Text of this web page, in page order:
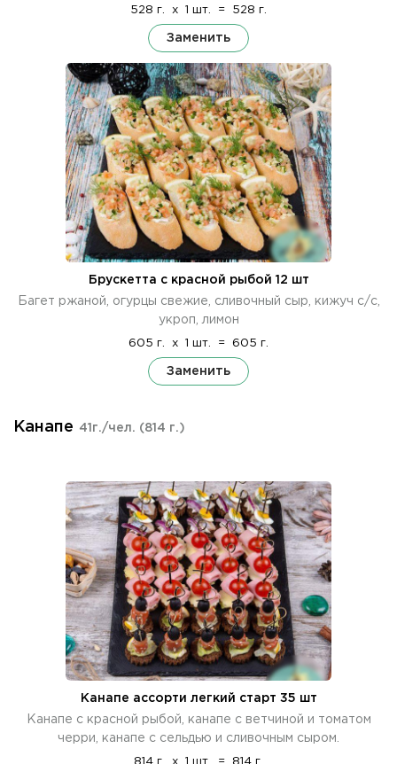
528 г. x 1 шт. = 528 г.
Заменить
Брускетта с красной рыбой 12 шт
Багет ржаной, огурцы свежие, сливочный сыр, кижуч с/с,
укроп, лимон
605 г. x 1 шт. = 605 г.
Заменить
Канапе 41г./чел. (814 г.)
Канапе ассорти легкий старт 35 шт
Канапе с красной рыбой, канапе с ветчиной и томатом
черри, канапе с сельдью и сливочным сыром.
814 г. x 1 шт. = 814 г.